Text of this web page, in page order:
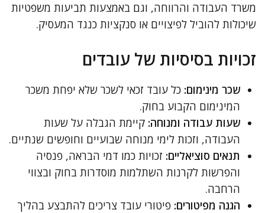
משרד העבודה והרווחה, וגם באמצעות תביעות משפטיות
שיכולות להוביל לפיצויים או סנקציות כנגד המעסיק.
זכויות בסיסיות של עובדים
שכר מינימום: כל עובד זכאי לשכר שלא יפחת משכר
המינימום הקבוע בחוק.
שעות עבודה ומנוחה: קיימת הגבלה על שעות
העבודה, וזכות לימי מנוחה שבועיים וחופשים שנתיים.
תנאים סוציאליים: זכויות כמו דמי הבראה, פנסיה
והפרשות לקרנות השתלמות מוסדרות בחוק ובצווי
הרחבה.
הגנה מפיטורים: פיטורי עובד צריכים להתבצע בהליך